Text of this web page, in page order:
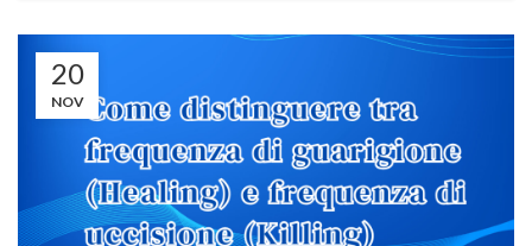
20
NOV